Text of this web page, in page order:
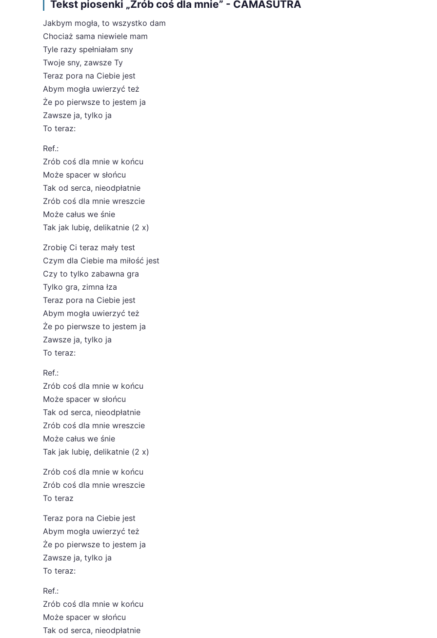
Tekst piosenki „Zrób coś dla mnie” - CAMASUTRA
Jakbym mogła, to wszystko dam
Chociaż sama niewiele mam
Tyle razy spełniałam sny
Twoje sny, zawsze Ty
Teraz pora na Ciebie jest
Abym mogła uwierzyć też
Że po pierwsze to jestem ja
Zawsze ja, tylko ja
To teraz:
Ref.:
Zrób coś dla mnie w końcu
Może spacer w słońcu
Tak od serca, nieodpłatnie
Zrób coś dla mnie wreszcie
Może całus we śnie
Tak jak lubię, delikatnie (2 x)
Zrobię Ci teraz mały test
Czym dla Ciebie ma miłość jest
Czy to tylko zabawna gra
Tylko gra, zimna łza
Teraz pora na Ciebie jest
Abym mogła uwierzyć też
Że po pierwsze to jestem ja
Zawsze ja, tylko ja
To teraz:
Ref.:
Zrób coś dla mnie w końcu
Może spacer w słońcu
Tak od serca, nieodpłatnie
Zrób coś dla mnie wreszcie
Może całus we śnie
Tak jak lubię, delikatnie (2 x)
Zrób coś dla mnie w końcu
Zrób coś dla mnie wreszcie
To teraz
Teraz pora na Ciebie jest
Abym mogła uwierzyć też
Że po pierwsze to jestem ja
Zawsze ja, tylko ja
To teraz:
Ref.:
Zrób coś dla mnie w końcu
Może spacer w słońcu
Tak od serca, nieodpłatnie